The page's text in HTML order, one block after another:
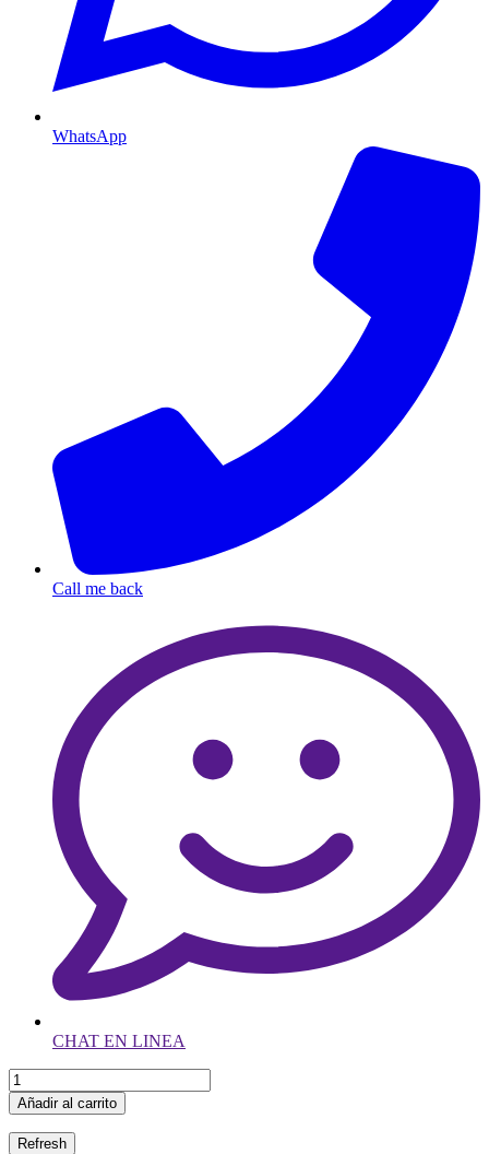
WhatsApp
Call me back
CHAT EN LINEA
Añadir al carrito